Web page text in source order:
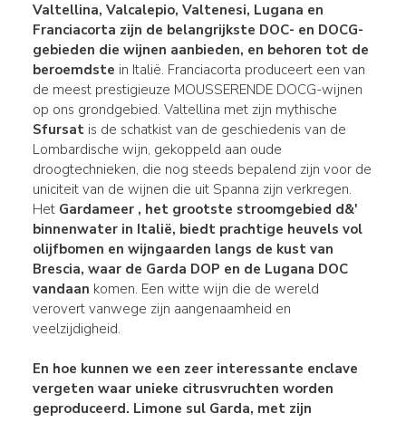
Valtellina, Valcalepio, Valtenesi, Lugana en
Franciacorta zijn de belangrijkste DOC- en DOCG-
gebieden die wijnen aanbieden, en behoren tot de
beroemdste in Italië. Franciacorta produceert een van
de meest prestigieuze MOUSSERENDE DOCG-wijnen
op ons grondgebied. Valtellina met zijn mythische
Sfursatis de schatkist van de geschiedenis van de
Lombardische wijn, gekoppeld aan oude
droogtechnieken, die nog steeds bepalend zijn voor de
uniciteit van de wijnen die uit Spanna zijn verkregen.
Het Gardameer , het grootste stroomgebied d&'
binnenwater in Italië, biedt prachtige heuvels vol
olijfbomen en wijngaarden langs de kust van
Brescia, waar de Garda DOP en de Lugana DOC
vandaan komen. Een witte wijn die de wereld
verovert vanwege zijn aangenaamheid en
veelzijdigheid.
En hoe kunnen we een zeer interessante enclave
vergeten waar unieke citrusvruchten worden
geproduceerd. Limone sul Garda, met zijn